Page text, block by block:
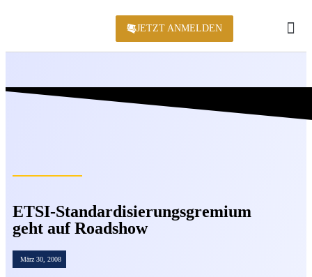
JETZT ANMELDEN
ETSI-Standardisierungsgremium
geht auf Roadshow
März 30, 2008